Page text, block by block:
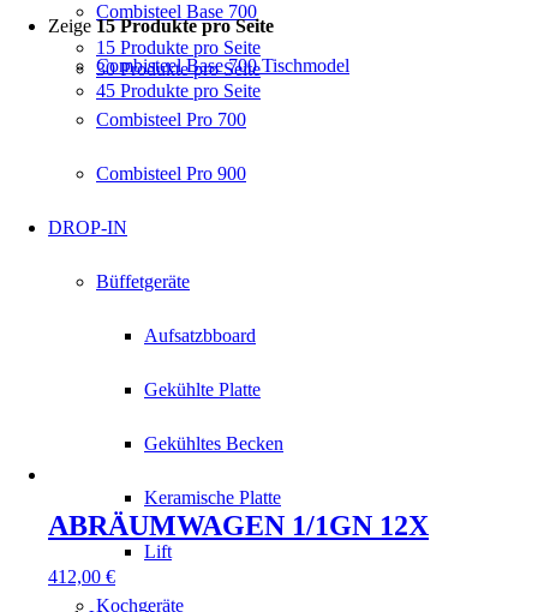
Combisteel Base 700
Combisteel Base 700 Tischmodel
Combisteel Pro 700
Combisteel Pro 900
DROP-IN
Büffetgeräte
Aufsatzbboard
Gekühlte Platte
Gekühltes Becken
Keramische Platte
Lift
Kochgeräte
Zeige 15 Produkte pro Seite
15 Produkte pro Seite
30 Produkte pro Seite
45 Produkte pro Seite
ABRÄUMWAGEN 1/1GN 12X
412,00 €